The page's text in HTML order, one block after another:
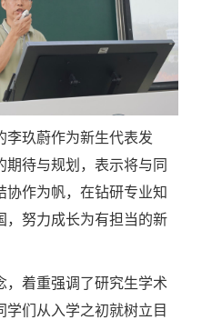
李玖蔚作为新生代表发
待与规划，表示将与同
协作为帆，在钻研专业知
，努力成长为有担当的新
，着重强调了研究生学术
们从入学之初就树立目